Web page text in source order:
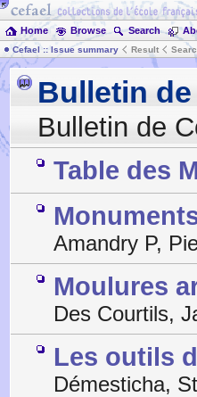
Home Browse Search
Cefael :: Issue summary Result
Bulletin
Bulletin de
Table des
Amandry P,
Moulures
Des Courtils,
Les outils
Démesticha,